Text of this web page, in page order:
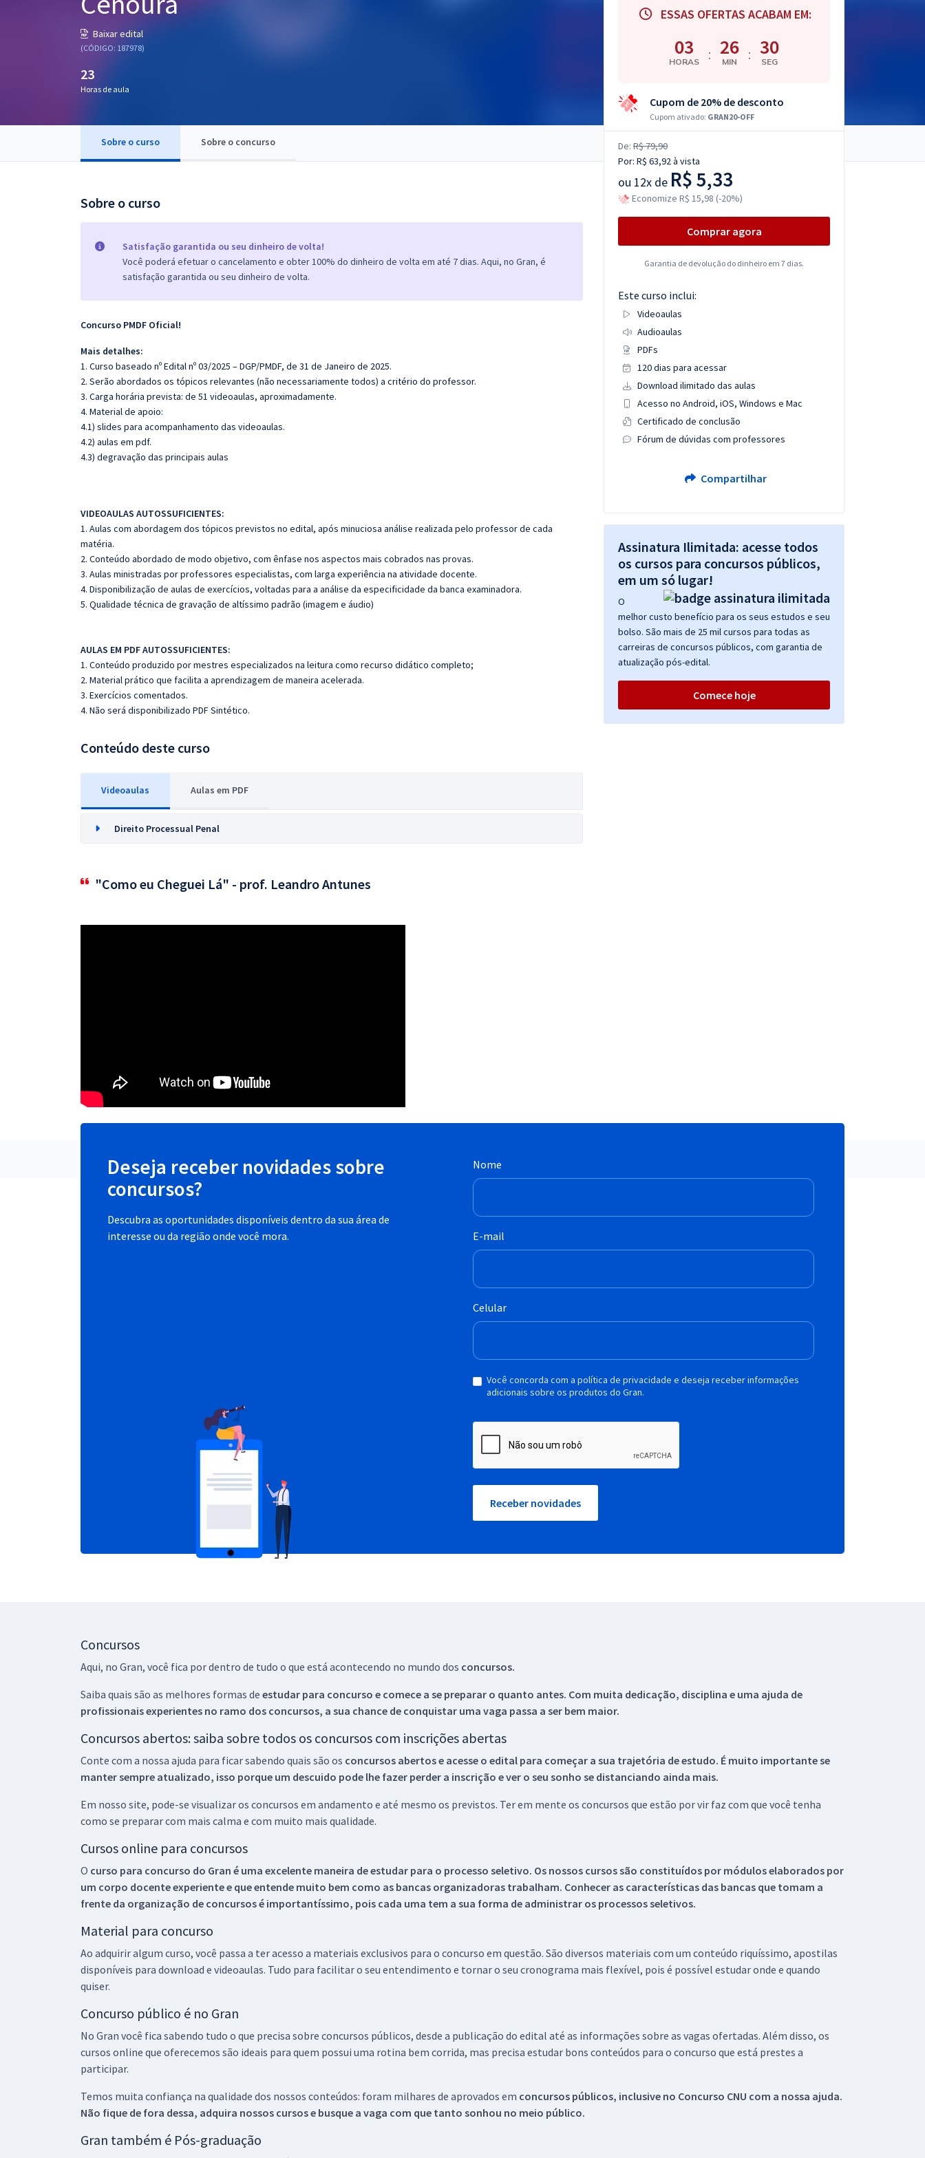
Baixar edital
(CÓDIGO: 187978)
23
Horas de aula
Sobre o curso Sobre o concurso
Sobre o curso
Satisfação garantida ou seu dinheiro de volta!
Você poderá efetuar o cancelamento e obter 100% do dinheiro de volta em até 7 dias. Aqui, no Gran, é
satisfação garantida ou seu dinheiro de volta.
Concurso PMDF Oficial!
Mais detalhes:
1. Curso baseado nº Edital nº 03/2025 – DGP/PMDF, de 31 de Janeiro de 2025.
2. Serão abordados os tópicos relevantes (não necessariamente todos) a critério do professor.
3. Carga horária prevista: de 51 videoaulas, aproximadamente.
4. Material de apoio:
4.1) slides para acompanhamento das videoaulas.
4.2) aulas em pdf.
4.3) degravação das principais aulas
VIDEOAULAS AUTOSSUFICIENTES:
1. Aulas com abordagem dos tópicos previstos no edital, após minuciosa análise realizada pelo professor de cada
matéria.
2. Conteúdo abordado de modo objetivo, com ênfase nos aspectos mais cobrados nas provas.
3. Aulas ministradas por professores especialistas, com larga experiência na atividade docente.
4. Disponibilização de aulas de exercícios, voltadas para a análise da especificidade da banca examinadora.
5. Qualidade técnica de gravação de altíssimo padrão (imagem e áudio)
AULAS EM PDF AUTOSSUFICIENTES:
1. Conteúdo produzido por mestres especializados na leitura como recurso didático completo;
2. Material prático que facilita a aprendizagem de maneira acelerada.
3. Exercícios comentados.
4. Não será disponibilizado PDF Sintético.
Conteúdo deste curso
Videoaulas Aulas em PDF
Direito Processual Penal
"Como eu Cheguei Lá" - prof. Leandro Antunes
ESSAS OFERTAS ACABAM EM:
03
HORAS : 26
MIN : 29
SEG
Cupom de 20% de desconto
Cupom ativado: GRAN20-OFF
De: R$ 79,90
Por: R$ 63,92à vista
ou 12x de R$ 5,33
Economize R$ 15,98 (-20%)
Comprar agora
Garantia de devolução do dinheiro em 7 dias.
Este curso inclui:
Videoaulas
Audioaulas
PDFs
120 dias para acessar
Download ilimitado das aulas
Acesso no Android, iOS, Windows e Mac
Certificado de conclusão
Fórum de dúvidas com professores
Compartilhar
Assinatura Ilimitada: acesse todos
os cursos para concursos públicos,
em um só lugar!
O
melhor custo benefício para os seus estudos e seu
bolso. São mais de 25 mil cursos para todas as
carreiras de concursos públicos, com garantia de
atualização pós-edital.
Comece hoje
Deseja receber novidades sobre
concursos?
Descubra as oportunidades disponíveis dentro da sua área de
interesse ou da região onde você mora.
Nome
E-mail
Celular
Você concorda com a política de privacidade e deseja receber informações
adicionais sobre os produtos do Gran.
Receber novidades
Concursos
Aqui, no Gran, você fica por dentro de tudo o que está acontecendo no mundo dos concursos.
Saiba quais são as melhores formas de estudar para concurso e comece a se preparar o quanto antes. Com muita dedicação, disciplina e uma ajuda de
profissionais experientes no ramo dos concursos, a sua chance de conquistar uma vaga passa a ser bem maior.
Concursos abertos: saiba sobre todos os concursos com inscrições abertas
Conte com a nossa ajuda para ficar sabendo quais são os concursos abertos e acesse o edital para começar a sua trajetória de estudo. É muito importante se
manter sempre atualizado, isso porque um descuido pode lhe fazer perder a inscrição e ver o seu sonho se distanciando ainda mais.
Em nosso site, pode-se visualizar os concursos em andamento e até mesmo os previstos. Ter em mente os concursos que estão por vir faz com que você tenha
como se preparar com mais calma e com muito mais qualidade.
Cursos online para concursos
O curso para concurso do Gran é uma excelente maneira de estudar para o processo seletivo. Os nossos cursos são constituídos por módulos elaborados por
um corpo docente experiente e que entende muito bem como as bancas organizadoras trabalham. Conhecer as características das bancas que tomam a
frente da organização de concursos é importantíssimo, pois cada uma tem a sua forma de administrar os processos seletivos.
Material para concurso
Ao adquirir algum curso, você passa a ter acesso a materiais exclusivos para o concurso em questão. São diversos materiais com um conteúdo riquíssimo, apostilas
disponíveis para download e videoaulas. Tudo para facilitar o seu entendimento e tornar o seu cronograma mais flexível, pois é possível estudar onde e quando
quiser.
Concurso público é no Gran
No Gran você fica sabendo tudo o que precisa sobre concursos públicos, desde a publicação do edital até as informações sobre as vagas ofertadas. Além disso, os
cursos online que oferecemos são ideais para quem possui uma rotina bem corrida, mas precisa estudar bons conteúdos para o concurso que está prestes a
participar.
Temos muita confiança na qualidade dos nossos conteúdos: foram milhares de aprovados em concursos públicos, inclusive no Concurso CNU com a nossa ajuda.
Não fique de fora dessa, adquira nossos cursos e busque a vaga com que tanto sonhou no meio público.
Gran também é Pós-graduação